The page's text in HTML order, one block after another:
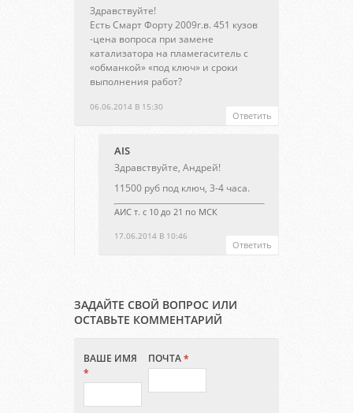
06.06.2014 В 15:30
Здравствуйте!
Есть Смарт Форту 2009г.в. 451 кузов
-цена вопроса при замене
катализатора на пламегаситель с
«обманкой» «под ключ» и сроки
выполнения работ?
Ответить
AIS
17.06.2014 В 10:46
Здравствуйте, Андрей!
11500 руб под ключ, 3-4 часа.
АИС т. с 10 до 21 по МСК
Ответить
ЗАДАЙТЕ СВОЙ ВОПРОС ИЛИ
ОСТАВЬТЕ КОММЕНТАРИЙ
ВАШЕ ИМЯ
*
ПОЧТА*